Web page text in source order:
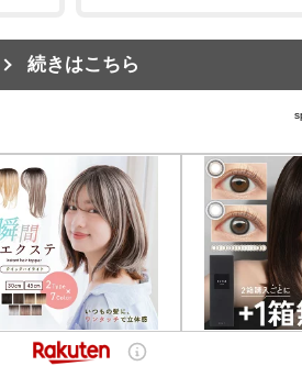
続きはこちら